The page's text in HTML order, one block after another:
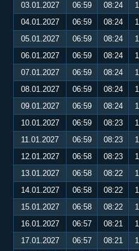
03.01.2027
06:59 08:24
04.01.2027
06:59 08:24
05.01.2027
06:59 08:24
06.01.2027
06:59 08:24
07.01.2027
06:59 08:24
08.01.2027
06:59 08:24
09.01.2027
06:59 08:24
10.01.2027
06:59 08:23
11.01.2027
06:59 08:23
12.01.2027
06:58 08:23
13.01.2027
06:58 08:22
14.01.2027
06:58 08:22
15.01.2027
06:58 08:22
16.01.2027
06:57 08:21
17.01.2027
06:57 08:21